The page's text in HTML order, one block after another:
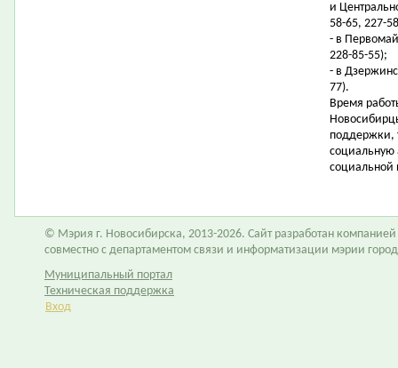
и
58-65, 227-
- в
228-85-55);
- в
77).
Время
поддержки,
социальную
социальной
© Мэрия г. Новосибирска, 2013-2026. Сайт разработан компанией
совместно с департаментом связи и информатизации мэрии
Муниципальный портал
Техническая поддержка
Вход